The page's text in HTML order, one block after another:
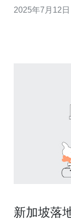
产品，备受用户青睐。 百度云新加坡
2025年7月12日
新加坡落